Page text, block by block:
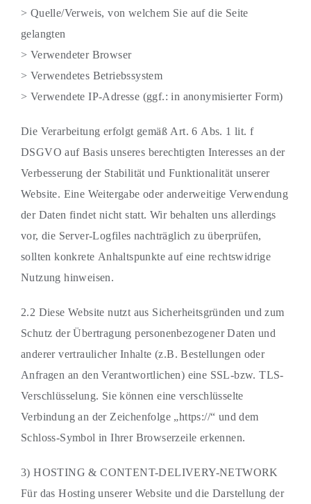
> Quelle/Verweis, von welchem Sie auf die Seite
gelangten
> Verwendeter Browser
> Verwendetes Betriebssystem
> Verwendete IP-Adresse (ggf.: in anonymisierter Form)
Die Verarbeitung erfolgt gemäß Art. 6 Abs. 1 lit. f
DSGVO auf Basis unseres berechtigten Interesses an der
Verbesserung der Stabilität und Funktionalität unserer
Website. Eine Weitergabe oder anderweitige Verwendung
der Daten findet nicht statt. Wir behalten uns allerdings
vor, die Server-Logfiles nachträglich zu überprüfen,
sollten konkrete Anhaltspunkte auf eine rechtswidrige
Nutzung hinweisen.
2.2 Diese Website nutzt aus Sicherheitsgründen und zum
Schutz der Übertragung personenbezogener Daten und
anderer vertraulicher Inhalte (z.B. Bestellungen oder
Anfragen an den Verantwortlichen) eine SSL-bzw. TLS-
Verschlüsselung. Sie können eine verschlüsselte
Verbindung an der Zeichenfolge „https://“ und dem
Schloss-Symbol in Ihrer Browserzeile erkennen.
3) HOSTING & CONTENT-DELIVERY-NETWORK
Für das Hosting unserer Website und die Darstellung der